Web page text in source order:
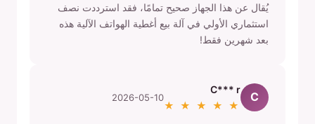
يُقال عن هذا الجهاز صحيح تمامًا، فقد استرددت نصف
استثماري الأولي في آلة بيع أغطية الهواتف الآلية هذه
بعد شهرين فقط!
C
C*** r
★ ★ ★ ★ ★
2026-05-10